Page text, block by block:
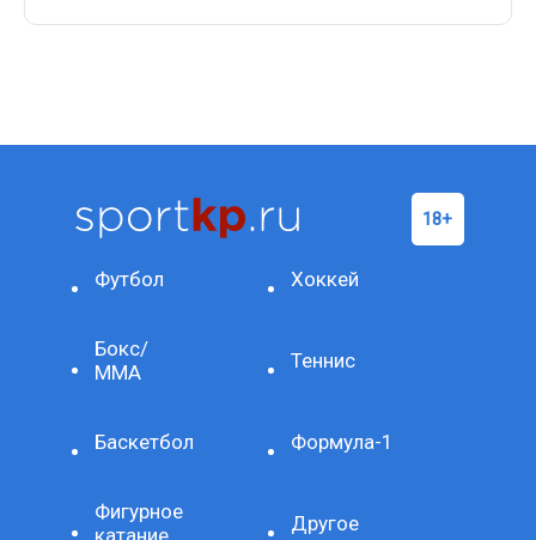
Футбол Хоккей
Бокс/
ММА
Теннис
Баскетбол Формула-1
Фигурное
Другое